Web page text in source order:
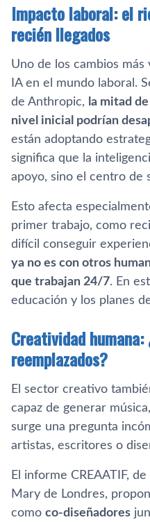
Impacto laboral: el
recién llegados
Uno de los cambios
IA en el mundo laboral.
de Anthropic, la mitad
nivel inicial podrían
están adoptando
significa que la
apoyo, sino el centro de
Esto afecta
primer trabajo, como
difícil conseguir
ya no es con otros
que trabajan 24/7. En
educación y los planes
Creatividad
reemplazados?
El sector creativo
capaz de generar
surge una pregunta
artistas, escritores o
El informe CREAATIF,
Mary de Londres,
como co-diseñadores